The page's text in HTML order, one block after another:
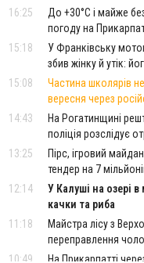
16:25
До +30°C і майже
погоду на
15:18
У Франківську
збив жінку й утік:
15:08
Частина школярів
вересня через
14:43
На Рогатинщині
поліція розслідує
13:25
Пірс, ігровий
тендер на 7
12:14
У Калуші на озері
качки та риба
11:18
Майстра лісу з
переправлення
10:49
На Прикарпатті